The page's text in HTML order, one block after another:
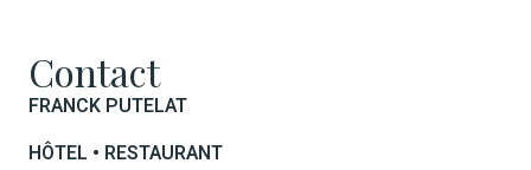
Contact
FRANCK PUTELAT
HÔTEL • RESTAURANT